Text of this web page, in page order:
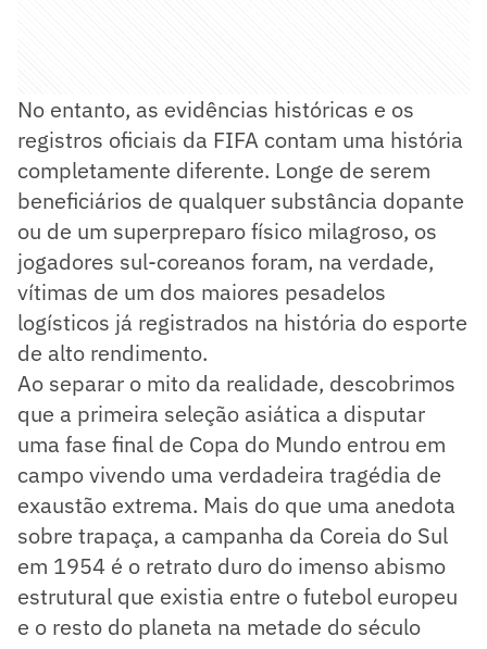
No entanto, as evidências históricas e os
registros oficiais da FIFA contam uma história
completamente diferente. Longe de serem
beneficiários de qualquer substância dopante
ou de um superpreparo físico milagroso, os
jogadores sul-coreanos foram, na verdade,
vítimas de um dos maiores pesadelos
logísticos já registrados na história do esporte
de alto rendimento.
Ao separar o mito da realidade, descobrimos
que a primeira seleção asiática a disputar
uma fase final de Copa do Mundo entrou em
campo vivendo uma verdadeira tragédia de
exaustão extrema. Mais do que uma anedota
sobre trapaça, a campanha da Coreia do Sul
em 1954 é o retrato duro do imenso abismo
estrutural que existia entre o futebol europeu
e o resto do planeta na metade do século